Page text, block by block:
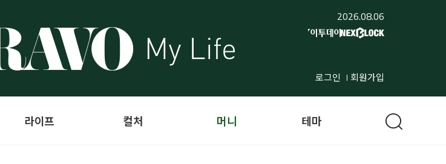
2026.08.06
로그인 회원가입
라이프 컬처 머니 테마